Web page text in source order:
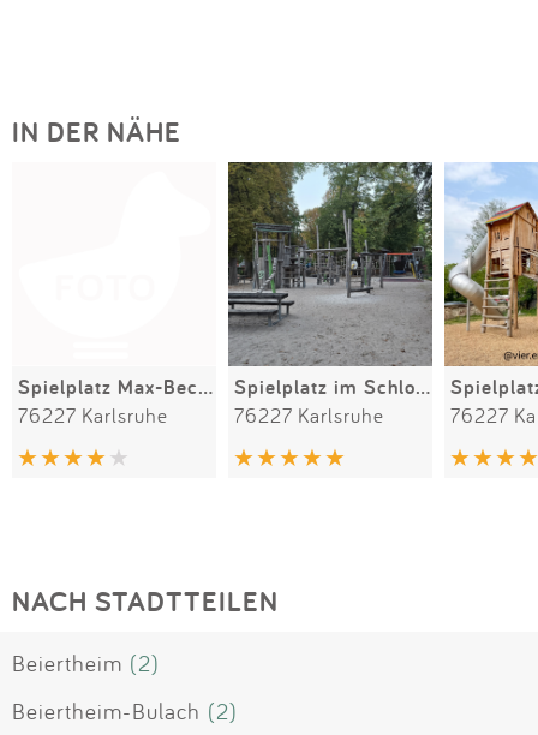
IN DER NÄHE
Spielplatz Max-Beckmann-Straße 45
76227 Karlsruhe
Spielplatz im Schlossgarten
76227 Karlsruhe 76227
NACH STADTTEILEN
Beiertheim (2)
Beiertheim-Bulach (2)